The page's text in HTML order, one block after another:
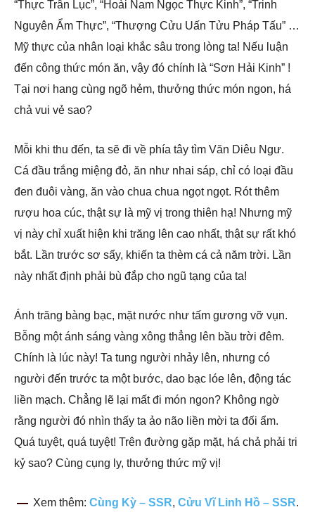
“Thực Trân Lục”, “Hoài Nam Ngọc Thực Kinh”, “Trinh
Nguyên Ẩm Thực”, “Thượng Cửu Uấn Tửu Pháp Tấu” …
Mỹ thực của nhân loại khắc sâu trong lòng ta! Nếu luận
đến công thức món ăn, vậy đó chính là “Sơn Hải Kinh” !
Tại nơi hang cùng ngõ hẻm, thưởng thức món ngon, há
chả vui vẻ sao?
Mỗi khi thu đến, ta sẽ đi về phía tây tìm Văn Diêu Ngư.
Cá đầu trắng miệng đỏ, ăn như nhai sáp, chỉ có loại đầu
đen đuôi vàng, ăn vào chua chua ngọt ngọt. Rót thêm
rượu hoa cúc, thật sự là mỹ vị trong thiên hạ! Nhưng mỹ
vị này chỉ xuất hiện khi trăng lên cao nhất, thật sự rất khó
bắt. Lần trước sơ sẩy, khiến ta thèm cá cả năm trời. Lần
này nhất định phải bù đắp cho ngũ tạng của ta!
Ánh trăng bàng bạc, mặt nước như tấm gương vỡ vụn.
Bỗng một ánh sáng vàng xông thẳng lên bầu trời đêm.
Chính là lúc này! Ta tung người nhảy lên, nhưng có
người đến trước ta một bước, dao bạc lóe lên, động tác
liền mạch. Chẳng lẽ lại mất đi món ngon? Không ngờ
rằng người đó nhìn thấy ta ảo não liền mời ta đối ẩm.
Quá tuyệt, quá tuyệt! Trên đường gặp mặt, há chả phải tri
kỷ sao? Cùng cụng ly, thưởng thức mỹ vị!
Xem thêm: Cùng Kỳ – SSR, Cửu Vĩ Linh Hồ – SSR.